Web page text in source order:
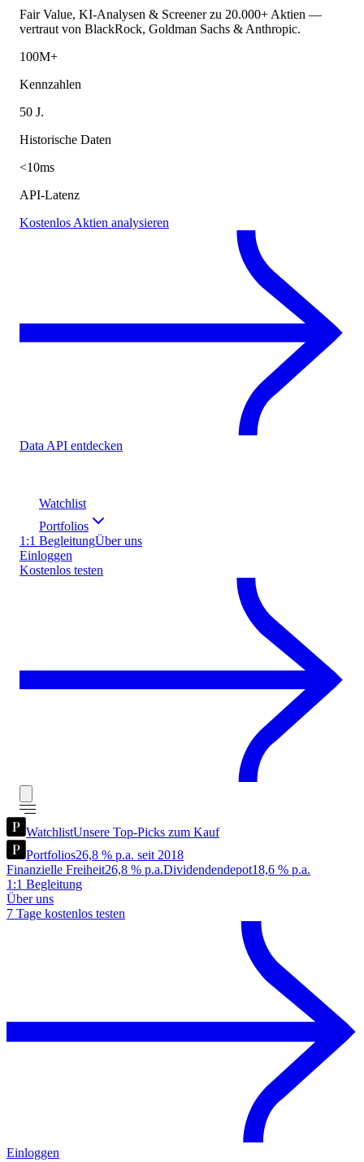
Fair Value, KI-Analysen & Screener zu 20.000+ Aktien —
vertraut von BlackRock, Goldman Sachs & Anthropic.
100M+
Kennzahlen
50 J.
Historische Daten
<10ms
API-Latenz
Kostenlos Aktien analysieren
Data API entdecken
Watchlist
Portfolios
1:1 BegleitungÜber uns
Einloggen
Kostenlos testen
WatchlistUnsere Top-Picks zum Kauf
Portfolios26,8 % p.a. seit 2018
Finanzielle Freiheit26,8 % p.a.Dividendendepot18,6 % p.a.
1:1 Begleitung
Über uns
7 Tage kostenlos testen
Einloggen